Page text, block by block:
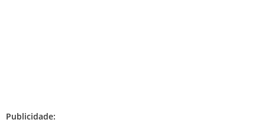
Publicidade: